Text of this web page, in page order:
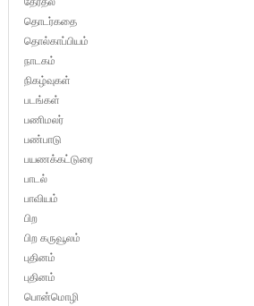
தொடர்கதை
தொல்காப்பியம்
நாடகம்
நிகழ்வுகள்
படங்கள்
பணிமலர்
பண்பாடு
பயணக்கட்டுரை
பாடல்
பாவியம்
பிற
பிற கருவூலம்
புதினம்
புதினம்
பொன்மொழி